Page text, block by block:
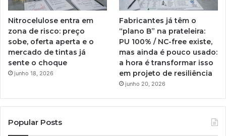
Nitrocelulose entra em
zona de risco: preço
sobe, oferta aperta e o
mercado de tintas já
sente o choque
junho 18, 2026
Fabricantes já têm o
“plano B” na prateleira:
PU 100% / NC-free existe,
mas ainda é pouco usado:
a hora é transformar isso
em projeto de resiliência
junho 20, 2026
Popular Posts